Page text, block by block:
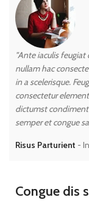
"Ante iaculis feugiat
nullam hac
in a scelerisque.
consectetur
dictumst
semper et congue
Risus Parturient
Congue dis